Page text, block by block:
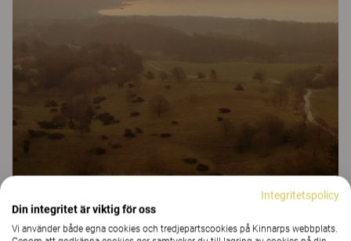
Integritetspolicy
Din integritet är viktig för oss
Vi använder både egna cookies och tredjepartscookies på Kinnarps webbplats.